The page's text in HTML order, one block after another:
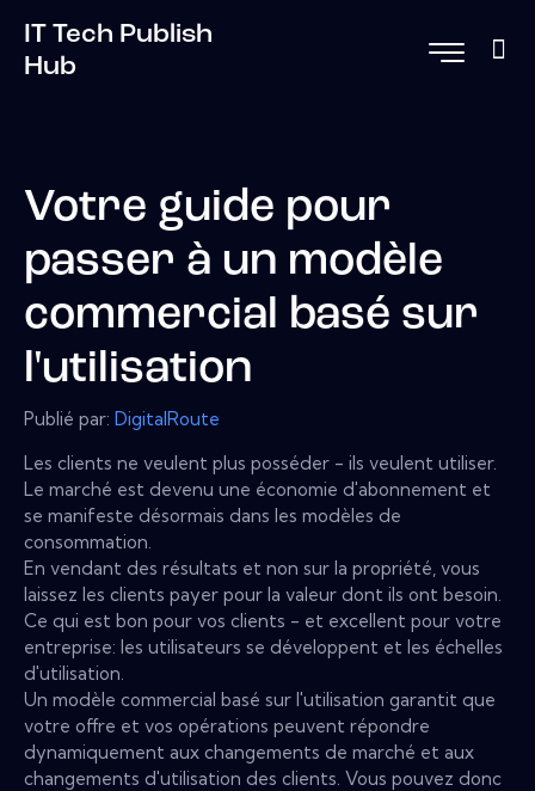
IT Tech Publish
Hub
Votre guide pour
passer à un modèle
commercial basé sur
l'utilisation
Publié par: DigitalRoute
Les clients ne veulent plus posséder - ils veulent utiliser.
Le marché est devenu une économie d'abonnement et
se manifeste désormais dans les modèles de
consommation.
En vendant des résultats et non sur la propriété, vous
laissez les clients payer pour la valeur dont ils ont besoin.
Ce qui est bon pour vos clients - et excellent pour votre
entreprise: les utilisateurs se développent et les échelles
d'utilisation.
Un modèle commercial basé sur l'utilisation garantit que
votre offre et vos opérations peuvent répondre
dynamiquement aux changements de marché et aux
changements d'utilisation des clients. Vous pouvez donc